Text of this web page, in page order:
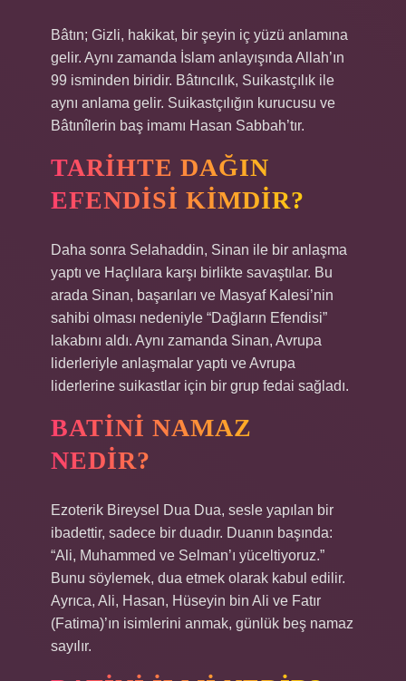
Bâtın; Gizli, hakikat, bir şeyin iç yüzü anlamına
gelir. Aynı zamanda İslam anlayışında Allah’ın
99 isminden biridir. Bâtıncılık, Suikastçılık ile
aynı anlama gelir. Suikastçılığın kurucusu ve
Bâtınîlerin baş imamı Hasan Sabbah’tır.
TARIHTE DAĞIN
EFENDISI KIMDIR?
Daha sonra Selahaddin, Sinan ile bir anlaşma
yaptı ve Haçlılara karşı birlikte savaştılar. Bu
arada Sinan, başarıları ve Masyaf Kalesi’nin
sahibi olması nedeniyle “Dağların Efendisi”
lakabını aldı. Aynı zamanda Sinan, Avrupa
liderleriyle anlaşmalar yaptı ve Avrupa
liderlerine suikastlar için bir grup fedai sağladı.
BATINI NAMAZ
NEDIR?
Ezoterik Bireysel Dua Dua, sesle yapılan bir
ibadettir, sadece bir duadır. Duanın başında:
“Ali, Muhammed ve Selman’ı yüceltiyoruz.”
Bunu söylemek, dua etmek olarak kabul edilir.
Ayrıca, Ali, Hasan, Hüseyin bin Ali ve Fatır
(Fatima)’ın isimlerini anmak, günlük beş namaz
sayılır.